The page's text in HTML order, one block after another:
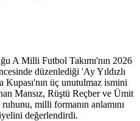
A Milli Futbol Takımı'nın 2026
düzenlediği 'Ay Yıldızlı
Kupası'nın üç unutulmaz ismini
Mansız, Rüştü Reçber ve Ümit
milli formanın anlamını
değerlendirdi.